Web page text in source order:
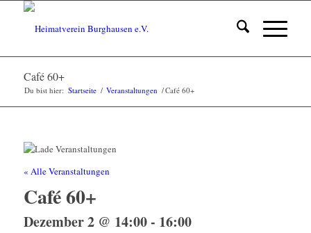
Café 60+
Du bist hier: Startseite / Veranstaltungen /Café 60+
« Alle Veranstaltungen
Café 60+
Dezember 2 @ 14:00- 16:00